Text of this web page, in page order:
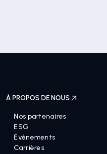
À PROPOS DE NOUS
Nos partenaires
ESG
Événements
Carrières